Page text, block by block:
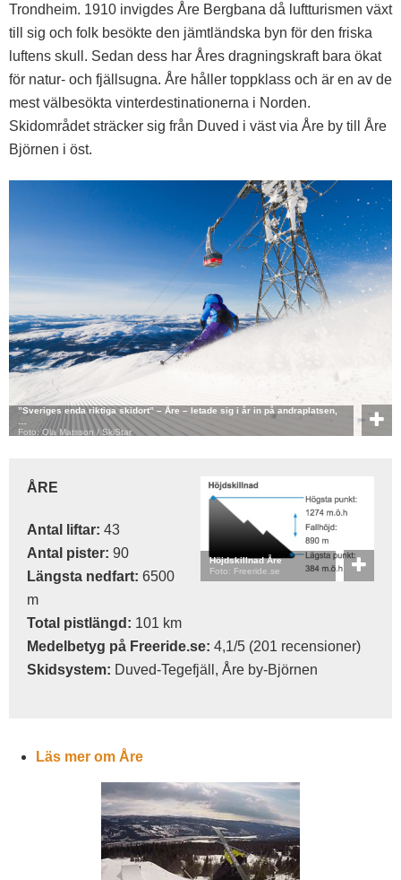
Trondheim. 1910 invigdes Åre Bergbana då luftturismen växt
till sig och folk besökte den jämtländska byn för den friska
luftens skull. Sedan dess har Åres dragningskraft bara ökat
för natur- och fjällsugna. Åre håller toppklass och är en av de
mest välbesökta vinterdestinationerna i Norden.
Skidområdet sträcker sig från Duved i väst via Åre by till Åre
Björnen i öst.
”Sveriges enda riktiga skidort” – Åre – letade sig i år in på andraplatsen,
Foto: Ola Matsson / SkiStar
Höjdskillnad Åre
Foto: Freeride.se
ÅRE
Antal liftar: 43
Antal pister: 90
Längsta nedfart: 6500
m
Total pistlängd: 101 km
Medelbetyg på Freeride.se: 4,1/5 (201 recensioner)
Skidsystem: Duved-Tegefjäll, Åre by-Björnen
Läs mer om Åre